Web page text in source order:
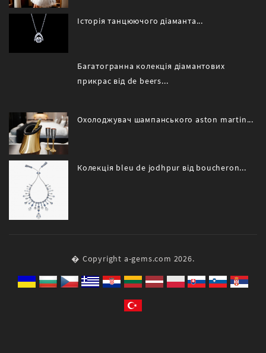
Історія танцюючого діаманта...
Багатогранна колекція діамантових
прикрас від de beers...
Охолоджувач шампанського aston martin...
Колекція bleu de jodhpur від boucheron...
� Copyright a-gems.com 2026.